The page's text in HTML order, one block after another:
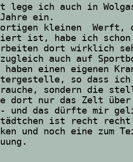
lege ich auch in
ein.
kleinen
ist, habe ich schon
dort wirklich
auch auf
einen eigenen
so dass
sondern die
dort nur das Zelt
- und das dürfte mir
ist recht
und noch eine zum